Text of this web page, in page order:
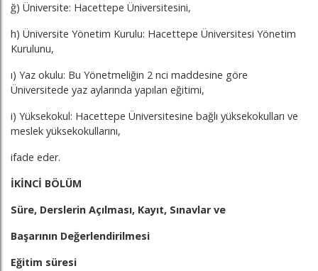
ğ) Üniversite: Hacettepe Üniversitesini,
h) Üniversite Yönetim Kurulu: Hacettepe Üniversitesi Yönetim
Kurulunu,
ı) Yaz okulu: Bu Yönetmeliğin 2 nci maddesine göre
Üniversitede yaz aylarında yapılan eğitimi,
i) Yüksekokul: Hacettepe Üniversitesine bağlı yüksekokulları ve
meslek yüksekokullarını,
ifade eder.
İKİNCİ BÖLÜM
Süre, Derslerin Açılması, Kayıt, Sınavlar ve
Başarının Değerlendirilmesi
Eğitim süresi